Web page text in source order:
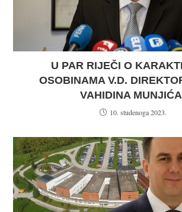
U PAR RIJEČI O
OSOBINAMA V.D.
VAHIDINA
10. studenoga 2023.